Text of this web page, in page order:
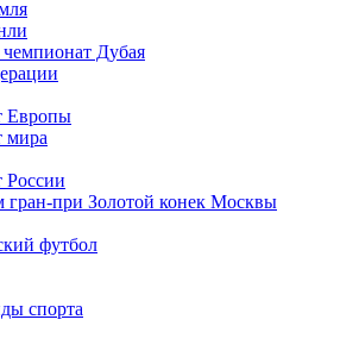
Дубая
Европы
мира
России
гран-при Золотой конек Москвы
футбол
спорта